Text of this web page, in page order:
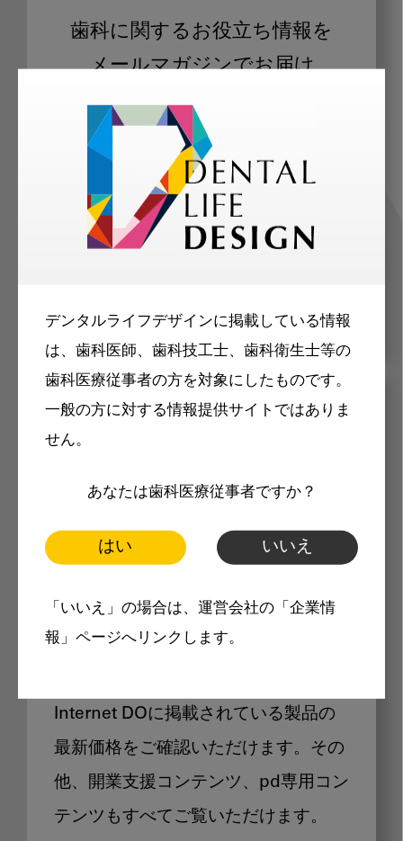
デンタルライフデザインに掲載している情報
は、歯科医師、歯科技工士、歯科衛生士等の
歯科医療従事者の方を対象にしたものです。
一般の方に対する情報提供サイトではありま
せん。
あなたは歯科医療従事者ですか？
はい いいえ
「いいえ」の場合は、運営会社の「企業情
報」ページへリンクします。
歯科に関するお役立ち情報を
メールマガジンでお届け
ご登録いただいた職種（歯科医師、歯
科衛生士、歯科技工士）に合わせた内
容のメールマガジンをお届けします。
メリット
製品価格も閲覧可能
Internet DOに掲載されている製品の
最新価格をご確認いただけます。その
他、開業支援コンテンツ、pd専用コン
テンツもすべてご覧いただけます。